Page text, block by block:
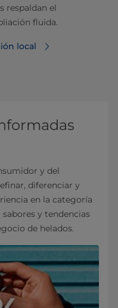
respaldan el
fluida.
local
y del
diferenciar y
en la categoría
y tendencias
de helados.